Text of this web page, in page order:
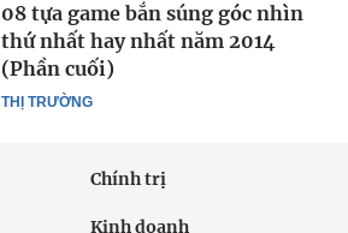
THỊ TRƯỜNG
08 tựa game bắn súng góc nhìn
thứ nhất hay nhất năm 2014
(Phần cuối)
Chính trị
Kinh doanh